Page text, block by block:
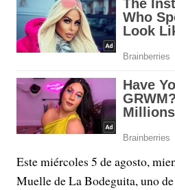
Este miércoles 5 de agosto,
Muelle de La Bodeguita, uno